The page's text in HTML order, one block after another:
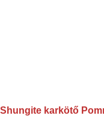
Shungite karkötő